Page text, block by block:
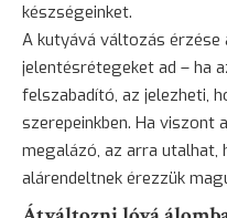
készségeinket.
A kutyává változás érzése
jelentésrétegeket ad – ha
felszabadító, az jelezheti,
szerepeinkben. Ha
megalázó, az arra
alárendeltnek érezzük